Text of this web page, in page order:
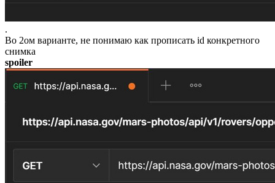
.
Во 2ом варианте, не понимаю как прописать id конкретного
снимка
spoiler